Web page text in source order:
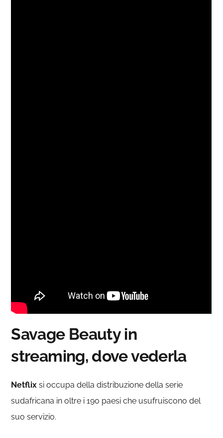
Savage Beauty in
streaming, dove vederla
Netflix si occupa della distribuzione della serie
sudafricana in oltre i 190 paesi che usufruiscono del
suo servizio.